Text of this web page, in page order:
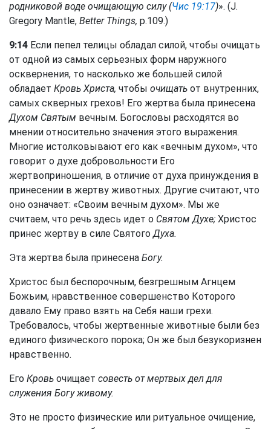
родниковой воде очищающую силу (Чис 19:17)». (J.
Gregory Mantle, Better Things, p.109.)
9:14 Если пепел телицы обладал силой, чтобы очищать
от одной из самых серьезных форм наружного
осквернения, то насколько же большей силой
обладает Кровь Христа, чтобы очищать от внутренних,
самых скверных грехов! Его жертва была принесена
Духом Святым вечным. Богословы расходятся во
мнении относительно значения этого выражения.
Многие истолковывают его как «вечным духом», что
говорит о духе добровольности Его
жертвоприношения, в отличие от духа принуждения в
принесении в жертву животных. Другие считают, что
оно означает: «Своим вечным духом». Мы же
считаем, что речь здесь идет о Святом Духе; Христос
принес жертву в силе СвятогоДуха.
Эта жертва была принесена Богу.
Христос был беспорочным, безгрешным Агнцем
Божьим, нравственное совершенство Которого
давало Ему право взять на Себя наши грехи.
Требовалось, чтобы жертвенные животные были без
единого физического порока; Он же был безукоризнен
нравственно.
Его Кровь очищает совесть от мертвых дел для
служения Богу живому.
Это не просто физические или ритуальное очищение,